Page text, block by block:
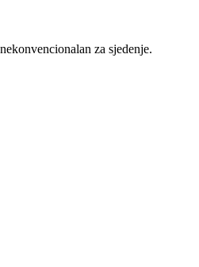
za sjedenje.